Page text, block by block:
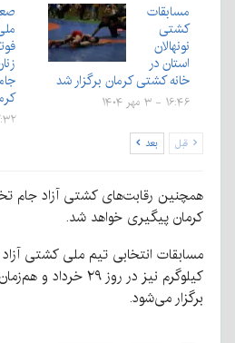
مسابقات
کشتی
نونهالان
استان در
خانه کشتی کرمان برگزار شد
۱۶:۴۶ - ۳ مهر ۱۴۰۴
۱۲:۳۲ - ۲۹
قبل بعد
کرمان پیگیری خواهد شد.
کیلوگرم نیز در روز ۲۹
برگزار می‌شود.